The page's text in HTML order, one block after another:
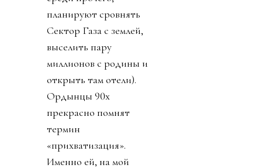
планируют сровнять
Сектор Газа с землей,
выселить пару
миллионов с родины и
открыть там отели).
Ордынцы 90х
прекрасно помнят
термин
«прихватизация».
Именно ей, на мой